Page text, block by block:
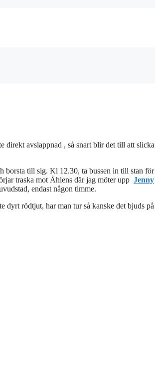
avslappnad , så snart blir det till att slicka
borsta till sig. Kl 12.30, ta bussen in till stan för
traska mot Åhlens där jag möter upp Jenny
endast någon timme.
dyrt rödtjut, har man tur så kanske det bjuds på